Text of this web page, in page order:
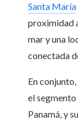
Santa María
proximidad
mar y una
conectada
En
el
Panamá, y